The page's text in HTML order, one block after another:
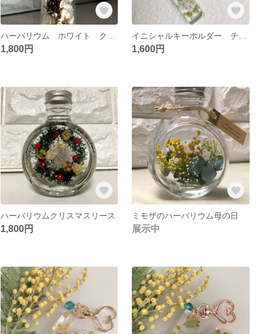
1,800円 1,600円
ハーバリウムクリスマスリース
1,800円
ミモザのハーバリウム母の日
展示中